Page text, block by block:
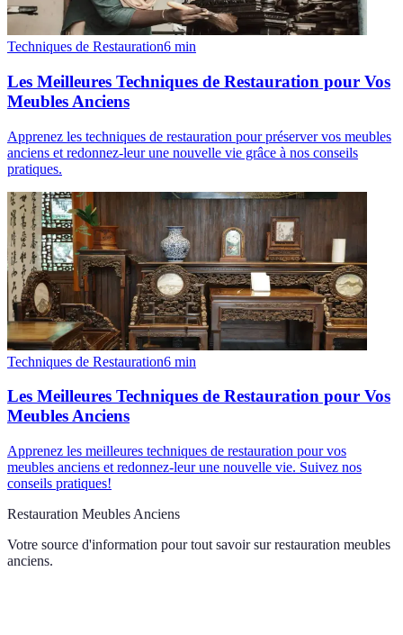
Techniques de Restauration6 min
Les Meilleures Techniques de Restauration pour Vos
Meubles Anciens
Apprenez les techniques de restauration pour préserver vos meubles
anciens et redonnez-leur une nouvelle vie grâce à nos conseils
pratiques.
Techniques de Restauration6 min
Les Meilleures Techniques de Restauration pour Vos
Meubles Anciens
Apprenez les meilleures techniques de restauration pour vos
meubles anciens et redonnez-leur une nouvelle vie. Suivez nos
conseils pratiques!
Restauration Meubles Anciens
Votre source d'information pour tout savoir sur restauration meubles
anciens.